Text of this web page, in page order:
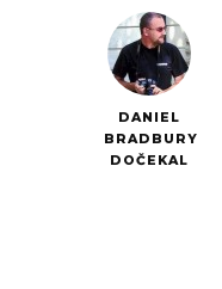
DANIEL
BRADBURY
DOČEKAL